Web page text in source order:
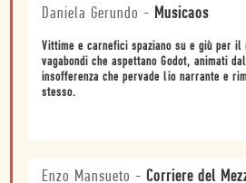
Daniela Gerundo - Musicaos
Vittime e carnefici spaziano su e giù per il
vagabondi che aspettano Godot, animati
insofferenza che pervade lio narrante e
stesso.
Enzo Mansueto - Corriere del